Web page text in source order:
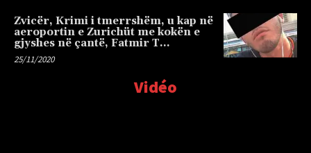
Zvicër, Krimi i tmerrshëm, u kap në
aeroportin e Zurichüt me kokën e
gjyshes në çantë, Fatmir T…
25/11/2020
Vidéo